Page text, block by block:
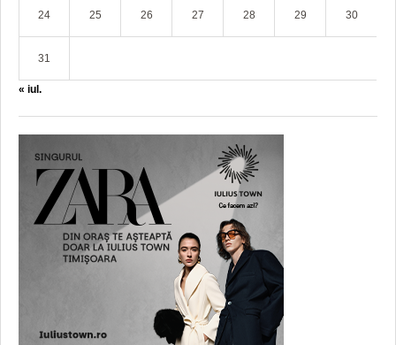
24 25 26 27 28 29 30
31
« iul.